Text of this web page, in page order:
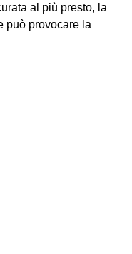
al più presto, la
può provocare la